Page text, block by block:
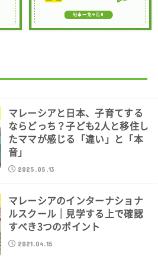
マレーシアと日本、子育てする
ならどっち？子ども2人と移住し
たママが感じる「違い」と「本
音」
2025.05.13
マレーシアのインターナショナ
ルスクール｜見学する上で確認
すべき3つのポイント
2021.04.15